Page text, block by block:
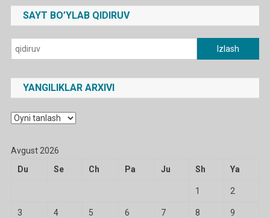
SAYT BO’YLAB QIDIRUV
Qidirshish:
YANGILIKLAR ARXIVI
Yangiliklar
Avgust 2026
Du
Se Ch Pa Ju Sh Ya
1 2
3 4 5 6 7 8 9